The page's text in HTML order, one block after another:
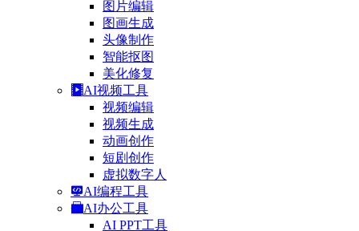
图片编辑
图画生成
头像制作
智能抠图
美化修复
AI视频工具
视频编辑
视频生成
动画创作
短剧创作
虚拟数字人
AI编程工具
AI办公工具
AI PPT工具